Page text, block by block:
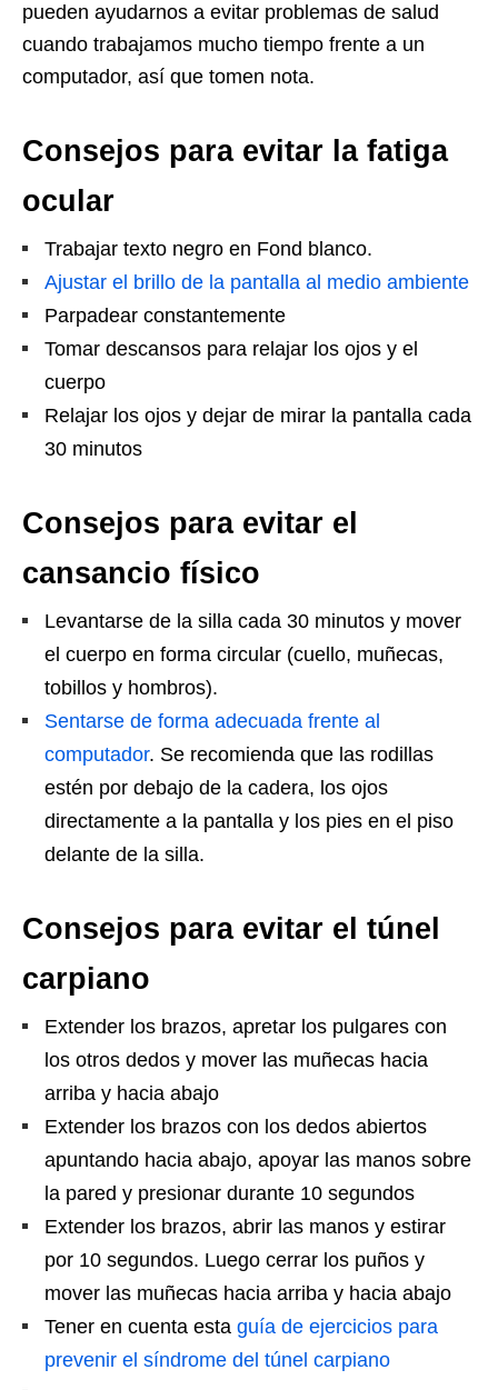
pueden ayudarnos a evitar problemas de salud
cuando trabajamos mucho tiempo frente a un
computador, así que tomen nota.
Consejos para evitar la fatiga
ocular
Trabajar texto negro en Fond blanco.
Ajustar el brillo de la pantalla al medio ambiente
Parpadear constantemente
Tomar descansos para relajar los ojos y el
cuerpo
Relajar los ojos y dejar de mirar la pantalla cada
30 minutos
Consejos para evitar el
cansancio físico
Levantarse de la silla cada 30 minutos y mover
el cuerpo en forma circular (cuello, muñecas,
tobillos y hombros).
Sentarse de forma adecuada frente al
computador. Se recomienda que las rodillas
estén por debajo de la cadera, los ojos
directamente a la pantalla y los pies en el piso
delante de la silla.
Consejos para evitar el túnel
carpiano
Extender los brazos, apretar los pulgares con
los otros dedos y mover las muñecas hacia
arriba y hacia abajo
Extender los brazos con los dedos abiertos
apuntando hacia abajo, apoyar las manos sobre
la pared y presionar durante 10 segundos
Extender los brazos, abrir las manos y estirar
por 10 segundos. Luego cerrar los puños y
mover las muñecas hacia arriba y hacia abajo
Tener en cuenta esta guía de ejercicios para
prevenir el síndrome del túnel carpiano